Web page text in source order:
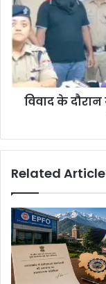
विवाद के
Related